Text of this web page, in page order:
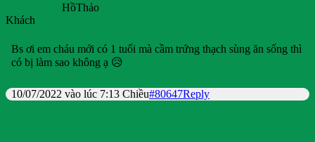
HồThảo
Khách
Bs ơi em cháu mới có 1 tuổi mà cầm trứng thạch sùng ăn sống thì
có bị làm sao không ạ 😥
10/07/2022 vào lúc 7:13 Chiều#80647Reply